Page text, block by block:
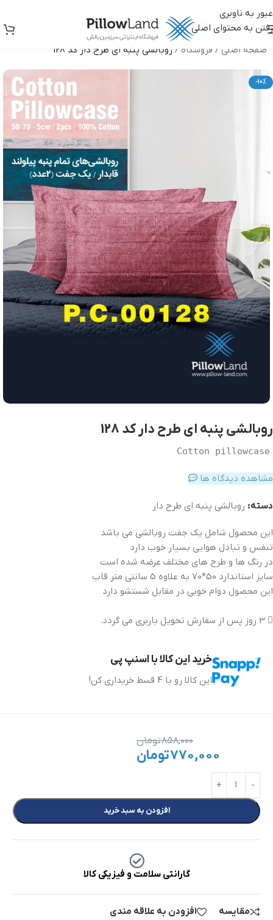
عبور به ناوبری
رفتن به محتوای اصلی
صفحه اصلی / فروشگاه / روبالشی پنبه ای طرح دار کد 128
-10%
روبالشی پنبه ای طرح دار کد 128
Cotton pillowcase
مشاهده دیدگاه ها
دسته: روبالشی پنبه ای طرح دار
این محصول شامل یک جفت روبالشی می باشد
تنفس و تبادل هوایی بسیار خوب دارد
در رنگ ها و طرح های مختلف عرضه شده است
سایز استاندارد 50*70 به علاوه 5 سانتی متر قاب
این محصول دوام خوبی در مقابل شستشو دارد
خرید این کالا با اسنپ پی
این کالا رو با 4 قسط خریداری کن!
۸۵۸,۰۰۰تومان
۷۷۰,۰۰۰تومان
افزودن به سبد خرید
گارانتی سلامت و فیزیکی کالا
مقایسه افزودن به علاقه مندی